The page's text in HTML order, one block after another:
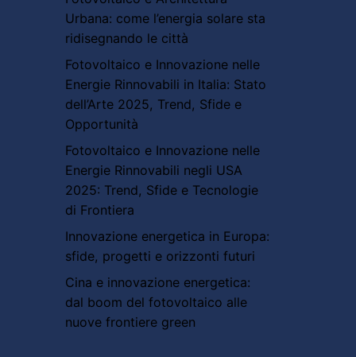
Urbana: come l’energia solare sta
ridisegnando le città
Fotovoltaico e Innovazione nelle
Energie Rinnovabili in Italia: Stato
dell’Arte 2025, Trend, Sfide e
Opportunità
Fotovoltaico e Innovazione nelle
Energie Rinnovabili negli USA
2025: Trend, Sfide e Tecnologie
di Frontiera
Innovazione energetica in Europa:
sfide, progetti e orizzonti futuri
Cina e innovazione energetica:
dal boom del fotovoltaico alle
nuove frontiere green